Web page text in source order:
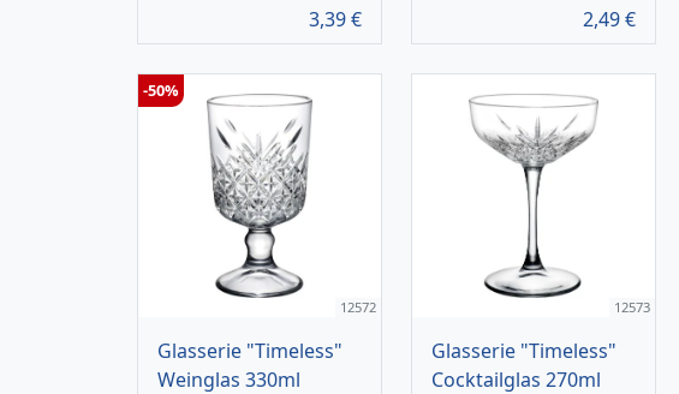
3,39€ 2,49€
12572
Glasserie "Timeless"
Weinglas 330ml
-50%
12573
Glasserie "Timeless"
Cocktailglas 270ml